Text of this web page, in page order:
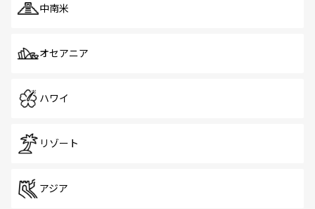
中南米
オセアニア
ハワイ
リゾート
アジア